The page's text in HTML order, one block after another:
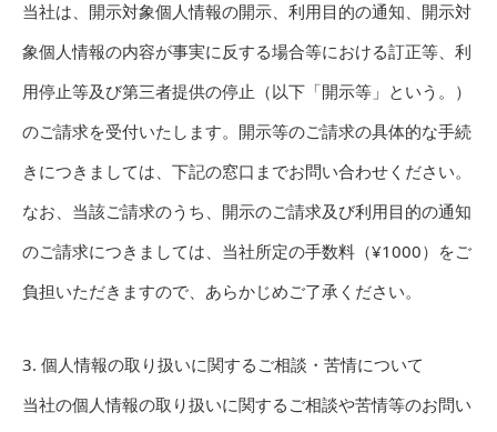
当社は、開示対象個人情報の開示、利用目的の通知、開示対
象個人情報の内容が事実に反する場合等における訂正等、利
用停止等及び第三者提供の停止（以下「開示等」という。）
のご請求を受付いたします。開示等のご請求の具体的な手続
きにつきましては、下記の窓口までお問い合わせください。
なお、当該ご請求のうち、開示のご請求及び利用目的の通知
のご請求につきましては、当社所定の手数料（¥1000）をご
負担いただきますので、あらかじめご了承ください。
3. 個人情報の取り扱いに関するご相談・苦情について
当社の個人情報の取り扱いに関するご相談や苦情等のお問い